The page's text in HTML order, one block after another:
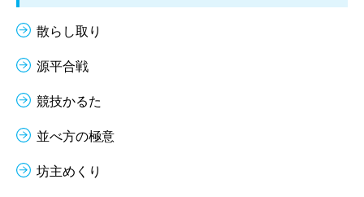
散らし取り
源平合戦
競技かるた
並べ方の極意
坊主めくり